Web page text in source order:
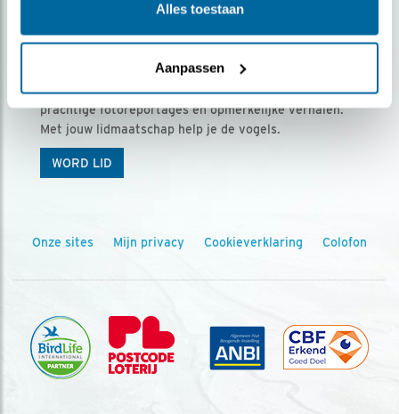
Alles toestaan
Aanpassen
Ontvang 5 x Vogels voor € 36,00 per jaar
Vogels is het tijdschrift voor onze leden, met
prachtige fotoreportages en opmerkelijke verhalen.
Met jouw lidmaatschap help je de vogels.
WORD LID
Onze sites Mijn privacy Cookieverklaring Colofon